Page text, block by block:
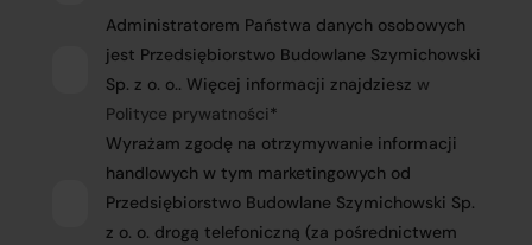
Administratorem Państwa danych osobowych
jest Przedsiębiorstwo Budowlane Szymichowski
Sp. z o. o.. Więcej informacji znajdziesz w
Polityce prywatności*
Wyrażam zgodę na otrzymywanie informacji
handlowych w tym marketingowych od
Przedsiębiorstwo Budowlane Szymichowski Sp.
z o. o. drogą telefoniczną (za pośrednictwem